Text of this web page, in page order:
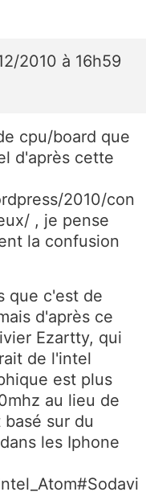
2010 à 16h59
cpu/board que
d'après cette
2010/con
, je pense
la confusion
que c'est de
d'après ce
Ezartty, qui
de l'intel
est plus
au lieu de
sur du
les Iphone